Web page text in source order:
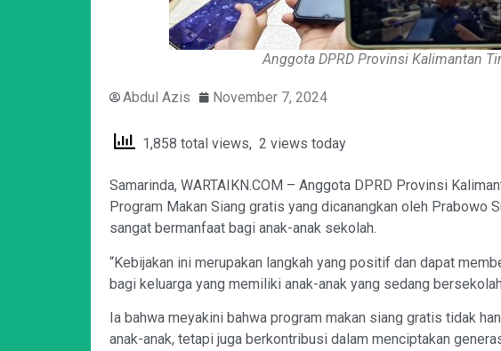
Anggota DPRD Provinsi Kalimantan
Abdul Azis November 7, 2024
1,858 total views, 2 views today
Samarinda, WARTAIKN.COM – Anggota DPRD Provinsi
Program Makan Siang gratis yang dicanangkan oleh Prabowo
sangat bermanfaat bagi anak-anak sekolah.
“Kebijakan ini merupakan langkah yang positif dan dapat
bagi keluarga yang memiliki anak-anak yang sedang
Ia bahwa meyakini bahwa program makan siang gratis tidak
anak-anak, tetapi juga berkontribusi dalam menciptakan